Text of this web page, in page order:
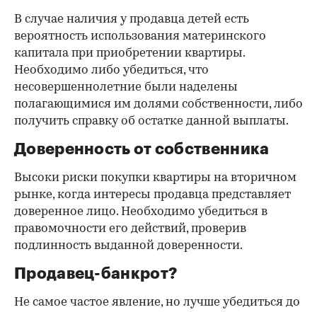
В случае наличия у продавца детей есть
вероятность использования материнского
капитала при приобретении квартиры.
Необходимо либо убедиться, что
несовершеннолетние были наделены
полагающимися им долями собственности, либо
получить справку об остатке данной выплаты.
Доверенность от собственника
Высоки риски покупки квартиры на вторичном
рынке, когда интересы продавца представляет
доверенное лицо. Необходимо убедиться в
правомочности его действий, проверив
подлинность выданной доверенности.
Продавец-банкрот?
Не самое частое явление, но лучше убедиться до